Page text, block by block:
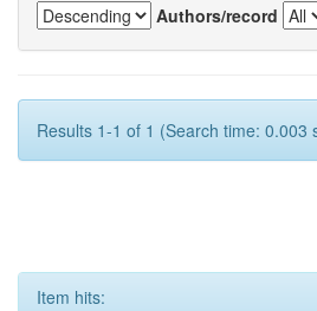
Authors/record
Results 1-1 of 1 (Search time: 0.003
Item hits: